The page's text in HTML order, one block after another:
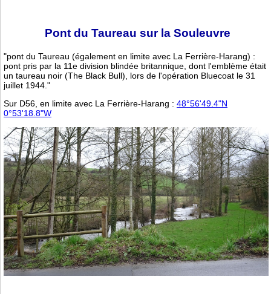
Pont du Taureau sur la Souleuvre
"pont du Taureau (également en limite avec La Ferrière-Harang) :
pont pris par la 11e division blindée britannique, dont l'emblème était
un taureau noir (The Black Bull), lors de l'opération Bluecoat le 31
juillet 1944."
Sur D56, en limite avec La Ferrière-Harang : 48°56'49.4"N
0°53'18.8"W